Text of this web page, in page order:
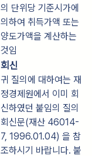
의 단위당 기준시가에
의하여 취득가액 또는
양도가액을 계산하는
것임
회신
귀 질의에 대하여는 재
정경제원에서 이미 회
신하였던 붙임의 질의
회신문(재산 46014-
7, 1996.01.04) 을 참
조하시기 바랍니다. 붙